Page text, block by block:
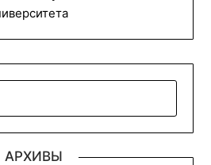
АРХИВЫ